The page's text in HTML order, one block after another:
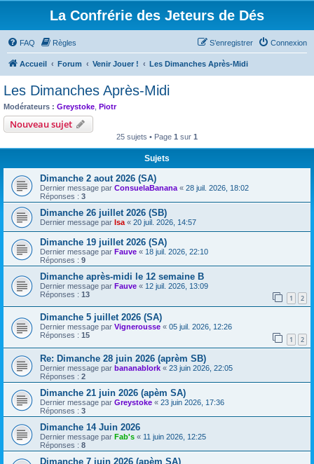
La Confrérie des Jeteurs de Dés
FAQ Règles Connexion
S’enregistrer
Accueil Forum Venir Jouer ! Les Dimanches Après-Midi
Les Dimanches Après-Midi
Modérateurs : Greystoke Piotr
Nouveau sujet
25 sujets • Page 1 sur 1
Sujets
Dimanche 2 aout 2026 (SA)
Dernier message par ConsuelaBanana « 28 juil. 2026, 18:02
Réponses : 3
Dimanche 26 juillet 2026 (SB)
Dernier message par Isa « 20 juil. 2026, 14:57
Dimanche 19 juillet 2026 (SA)
Dernier message par Fauve « 18 juil. 2026, 22:10
Réponses : 9
Dimanche après-midi le 12 semaine B
Dernier message par Fauve « 12 juil. 2026, 13:09
Réponses : 13 1 2
Dimanche 5 juillet 2026 (SA)
Dernier message par Vignerousse « 05 juil. 2026, 12:26
Réponses : 15 1 2
Re: Dimanche 28 juin 2026 (aprèm SB)
Dernier message par bananablork « 23 juin 2026, 22:05
Réponses : 2
Dimanche 21 juin 2026 (apèm SA)
Dernier message par Greystoke « 23 juin 2026, 17:36
Réponses : 3
Dimanche 14 Juin 2026
Dernier message par Fab's « 11 juin 2026, 12:25
Réponses : 8
Dimanche 7 juin 2026 (apèm SA)